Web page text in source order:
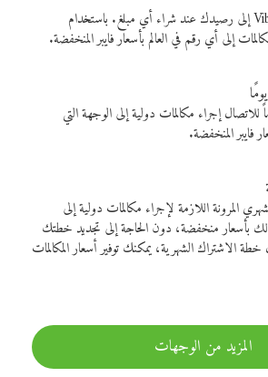
تتم إضافة رصيد Viber Out إلى رصيدك عند شراء أي مبلغ. باستخدام
إلى أي رقم في العالم بأسعار فايبر المنخفضة.
خطة الـ 30 يوماً للاتصال إجراء مكالمات دولية إلى الوجهة التي
المرونة اللازمة لإجراء مكالمات دولية إلى
بأسعار منخفضة، دون الحاجة إلى تجديد خطتك
الشهرية، يمكنك توفير أسعار المكالمات
المزيد من الوجهات